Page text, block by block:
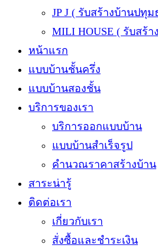
JP J ( รับสร้างบ้านปทุ
MILI HOUSE ( รับสร้
หน้าแรก
แบบบ้านชั้นครึ่ง
แบบบ้านสองชั้น
บริการของเรา
บริการออกแบบบ้าน
แบบบ้านสำเร็จรูป
คำนวณราคาสร้างบ้าน
สาระน่ารู้
ติดต่อเรา
เกี่ยวกับเรา
สั่งซื้อและชำระเงิน